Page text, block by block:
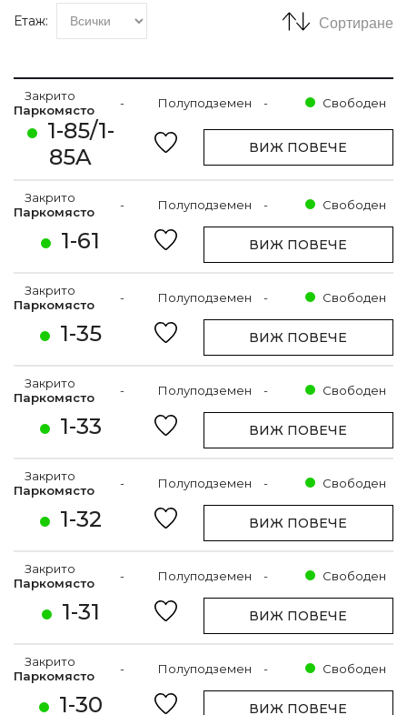
Етаж: Сортиране
1-85/1-
85A
Закрито
Паркомясто
- Полуподземен - Свободен
ВИЖ ПОВЕЧЕ
1-61
Закрито
Паркомясто
- Полуподземен - Свободен
ВИЖ ПОВЕЧЕ
1-35
Закрито
Паркомясто
- Полуподземен - Свободен
ВИЖ ПОВЕЧЕ
1-33
Закрито
Паркомясто
- Полуподземен - Свободен
ВИЖ ПОВЕЧЕ
1-32
Закрито
Паркомясто
- Полуподземен - Свободен
ВИЖ ПОВЕЧЕ
1-31
Закрито
Паркомясто
- Полуподземен - Свободен
ВИЖ ПОВЕЧЕ
1-30
Закрито
Паркомясто
- Полуподземен - Свободен
ВИЖ ПОВЕЧЕ